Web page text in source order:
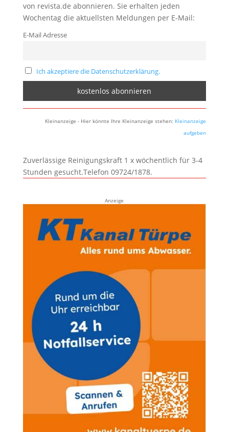
von revista.de abonnieren. Sie erhalten jeden
Wochentag die aktuellsten Meldungen per E-Mail:
E-Mail Adresse
Ich akzeptiere die Datenschutzerklärung.
Kleinanzeige - Hier könnte Ihre Kleinanzeige stehen: Kleinanzeige
aufgeben
Zuverlässige Reinigungskraft 1 x wöchentlich für 3-4
Stunden gesucht.Telefon 09724/1878.
Anzeige